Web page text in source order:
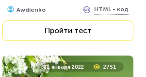
Awdienko HTML - код
Пройти тест
21 января 2022 2751